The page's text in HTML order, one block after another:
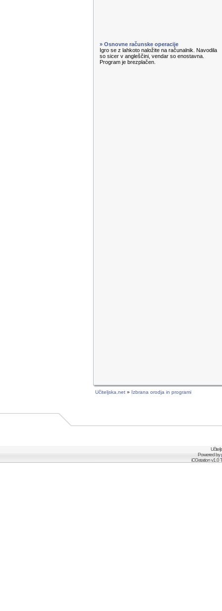
» Osnovne računske operacije
Igro se z lahkoto naložite na računalnik. Navodila
so sicer v angleščini, vendar so enostavna.
Program je brezplačen.
Učiteljska.net » Izbrana orodja in programi
Powered by
iCGstation v1.0